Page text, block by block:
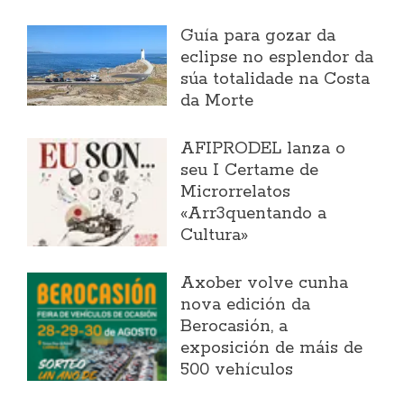
Guía para gozar da
eclipse no esplendor da
súa totalidade na Costa
da Morte
AFIPRODEL lanza o
seu I Certame de
Microrrelatos
«Arr3quentando a
Cultura»
Axober volve cunha
nova edición da
Berocasión, a
exposición de máis de
500 vehículos